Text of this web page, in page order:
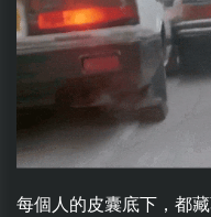
每個人的皮囊底下，都藏